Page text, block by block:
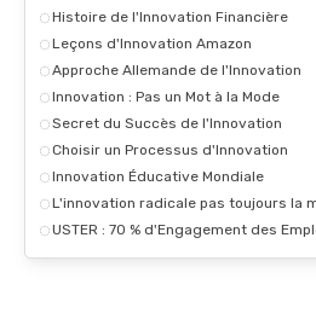
Histoire de l'Innovation Financière
Leçons d'Innovation Amazon
Approche Allemande de l'Innovation
Innovation : Pas un Mot à la Mode
Secret du Succès de l'Innovation
Choisir un Processus d'Innovation
Innovation Éducative Mondiale
L'innovation radicale pas toujours la
USTER : 70 % d'Engagement des